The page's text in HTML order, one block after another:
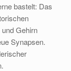
bastelt: Das
Gehirn
Synapsen.